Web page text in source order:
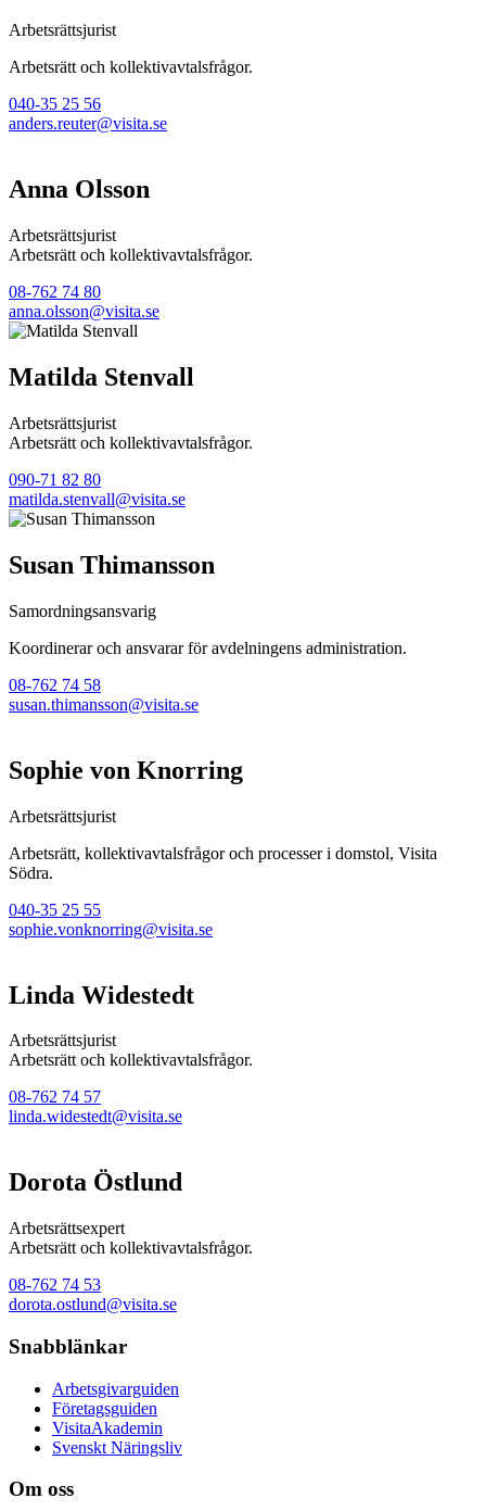
Arbetsrättsjurist
Arbetsrätt och kollektivavtalsfrågor.
040-35 25 56
anders.reuter@visita.se
Anna Olsson
Arbetsrättsjurist
Arbetsrätt och kollektivavtalsfrågor.
08-762 74 80
anna.olsson@visita.se
Matilda Stenvall
Arbetsrättsjurist
Arbetsrätt och kollektivavtalsfrågor.
090-71 82 80
matilda.stenvall@visita.se
Susan Thimansson
Samordningsansvarig
Koordinerar och ansvarar för avdelningens administration.
08-762 74 58
susan.thimansson@visita.se
Sophie von Knorring
Arbetsrättsjurist
Arbetsrätt, kollektivavtalsfrågor och processer i domstol, Visita
Södra.
040-35 25 55
sophie.vonknorring@visita.se
Linda Widestedt
Arbetsrättsjurist
Arbetsrätt och kollektivavtalsfrågor.
08-762 74 57
linda.widestedt@visita.se
Dorota Östlund
Arbetsrättsexpert
Arbetsrätt och kollektivavtalsfrågor.
08-762 74 53
dorota.ostlund@visita.se
Snabblänkar
Arbetsgivarguiden
Företagsguiden
VisitaAkademin
Svenskt Näringsliv
Om oss